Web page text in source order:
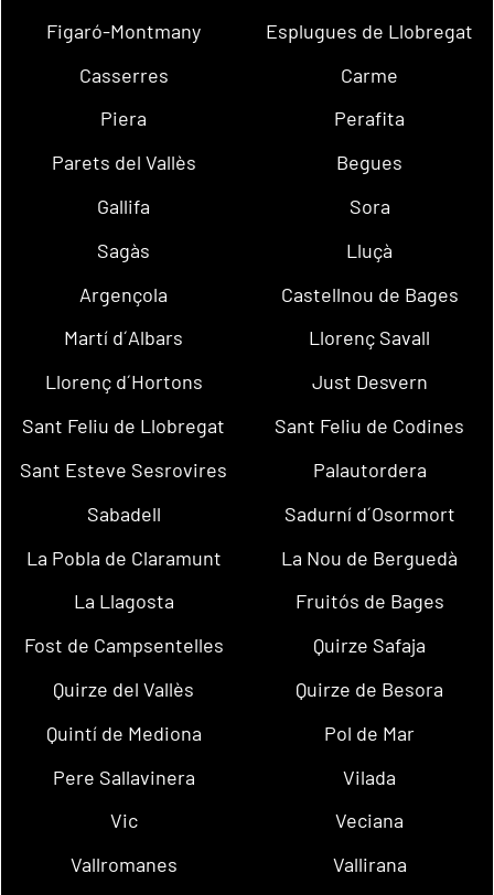
Figaró-Montmany
Esplugues de Llobregat
Casserres
Carme
Piera
Perafita
Parets del Vallès
Begues
Gallifa
Sora
Sagàs
Lluçà
Argençola
Castellnou de Bages
Martí d´Albars
Llorenç Savall
Llorenç d´Hortons
Just Desvern
Sant Feliu de Llobregat
Sant Feliu de Codines
Sant Esteve Sesrovires
Palautordera
Sabadell
Sadurní d´Osormort
La Pobla de Claramunt
La Nou de Berguedà
La Llagosta
Fruitós de Bages
Fost de Campsentelles
Quirze Safaja
Quirze del Vallès
Quirze de Besora
Quintí de Mediona
Pol de Mar
Pere Sallavinera
Vilada
Vic
Veciana
Vallromanes
Vallirana